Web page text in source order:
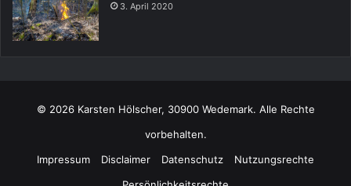
3. April 2020
© 2026 Karsten Hölscher, 30900 Wedemark. Alle Rechte
vorbehalten.
Impressum
Disclaimer Datenschutz
Nutzungsrechte